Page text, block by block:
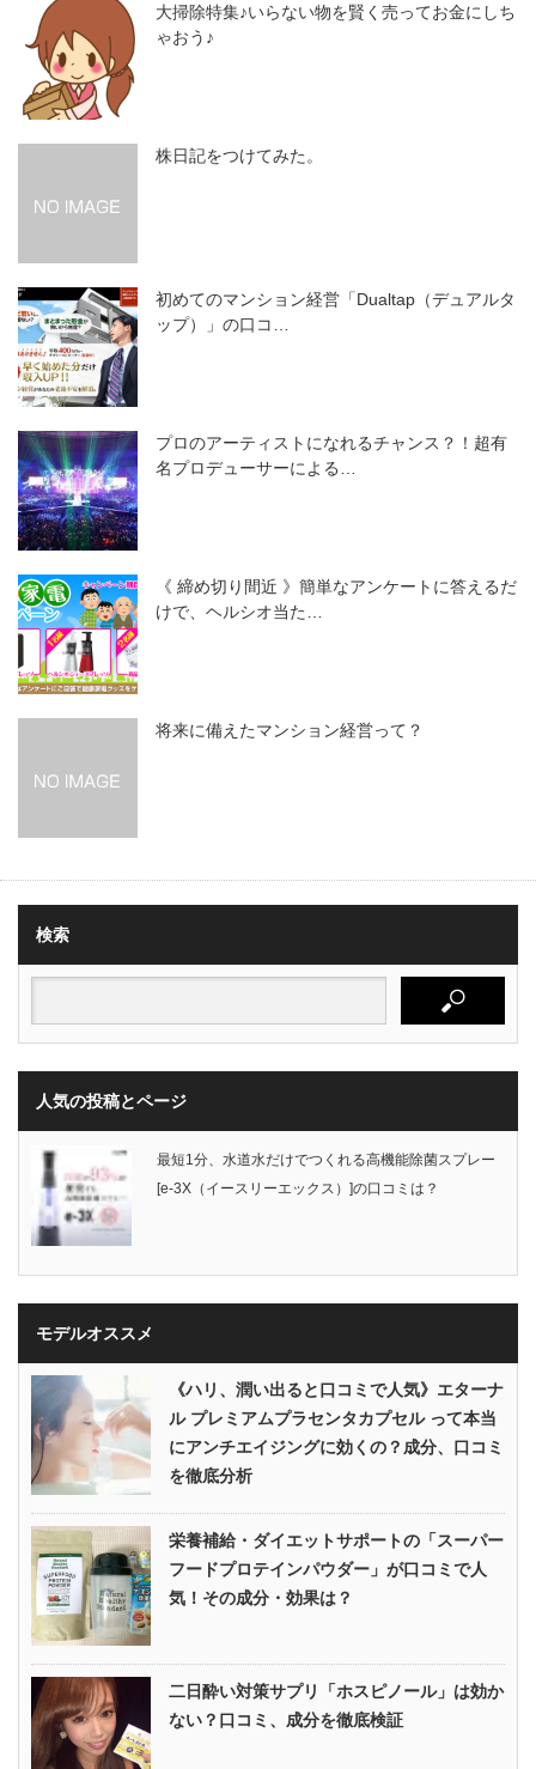
大掃除特集♪いらない物を賢く売ってお金にしち
ゃおう♪
株日記をつけてみた。
初めてのマンション経営「Dualtap（デュアルタ
ップ）」の口コ…
プロのアーティストになれるチャンス？！超有
名プロデューサーによる…
《 締め切り間近 》簡単なアンケートに答えるだ
けで、ヘルシオ当た…
将来に備えたマンション経営って？
検索
人気の投稿とページ
最短1分、水道水だけでつくれる高機能除菌スプレー
[e-3X（イースリーエックス）]の口コミは？
モデルオススメ
《ハリ、潤い出ると口コミで人気》エターナ
ル プレミアムプラセンタカプセル って本当
にアンチエイジングに効くの？成分、口コミ
を徹底分析
栄養補給・ダイエットサポートの「スーパー
フードプロテインパウダー」が口コミで人
気！その成分・効果は？
二日酔い対策サプリ「ホスピノール」は効か
ない？口コミ、成分を徹底検証